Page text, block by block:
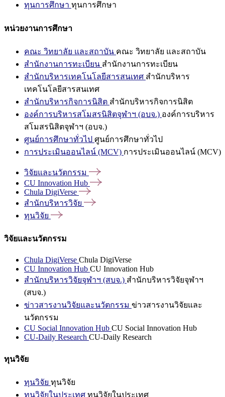
ทุนการศึกษา ทุนการศึกษา
หน่วยงานการศึกษา
คณะ วิทยาลัย และสถาบัน คณะ วิทยาลัย และสถาบัน
สำนักงานการทะเบียน สำนักงานการทะเบียน
สำนักบริหารเทคโนโลยีสารสนเทศ สำนักบริหาร
เทคโนโลยีสารสนเทศ
สำนักบริหารกิจการนิสิต สำนักบริหารกิจการนิสิต
องค์การบริหารสโมสรนิสิตจุฬาฯ (อบจ.) องค์การบริหาร
สโมสรนิสิตจุฬาฯ (อบจ.)
ศูนย์การศึกษาทั่วไป ศูนย์การศึกษาทั่วไป
การประเมินออนไลน์ (MCV) การประเมินออนไลน์ (MCV)
วิจัยและนวัตกรรม
CU Innovation Hub
Chula DigiVerse
สำนักบริหารวิจัย
ทุนวิจัย
วิจัยและนวัตกรรม
Chula DigiVerse Chula DigiVerse
CU Innovation Hub CU Innovation Hub
สำนักบริหารวิจัยจุฬาฯ (สบจ.) สำนักบริหารวิจัยจุฬาฯ
(สบจ.)
ข่าวสารงานวิจัยและนวัตกรรม ข่าวสารงานวิจัยและ
นวัตกรรม
CU Social Innovation Hub CU Social Innovation Hub
CU-Daily Research CU-Daily Research
ทุนวิจัย
ทุนวิจัย ทุนวิจัย
ทุนวิจัยในประเทศ ทุนวิจัยในประเทศ